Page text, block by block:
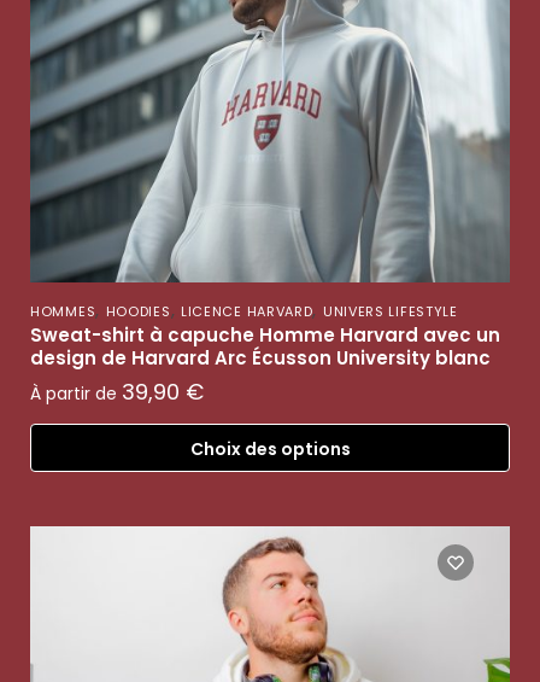
HOMMES, HOODIES, LICENCE HARVARD, UNIVERS LIFESTYLE
Sweat-shirt à capuche Homme Harvard avec un
design de Harvard Arc Écusson University blanc
À partir de 39,90 €
Choix des options